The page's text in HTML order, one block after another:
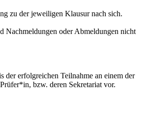
zu der jeweiligen Klausur nach sich.
Nachmeldungen oder Abmeldungen nicht
der erfolgreichen Teilnahme an einem der
bzw. deren Sekretariat vor.